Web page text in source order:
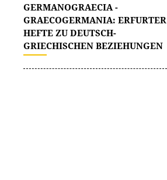
GERMANOGRAECIA -
GRAECOGERMANIA: ERFURTER
HEFTE ZU DEUTSCH-
GRIECHISCHEN BEZIEHUNGEN